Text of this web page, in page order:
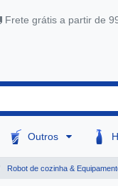
Frete grátis a partir de
Outros
Robot de cozinha &